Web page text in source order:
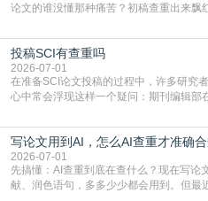
论文的谁没懂那种痛苦？初稿查重出来飘
到秃头。这时候靠谱的AI降重真的就是救
三天都做不完的事。不是所有人都需要用
真的可以试试：初稿写完重复率远超要
投稿SCI有查重吗
2026-07-01
在准备SCI论文投稿的过程中，许多研究
心中常会浮现这样一个疑问：期刊编辑部
论文的初审通过率。实际上，SCI期刊对
或缺的一环。本篇AEIC学术交流中心小编
一、查重是标准流程答案是明确的：绝大
写论文用到AI，怎么AI查重才准确
2026-07-01
先搞懂：AI查重到底在查什么？现在写论
献、润色语句，多多少少都会用到。但最